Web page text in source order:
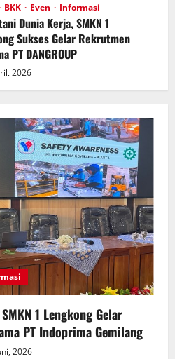
BKK Even Informasi
Dunia Kerja, SMKN 1
Sukses Gelar Rekrutmen
PT DANGROUP
2026
1 Lengkong Gelar
PT Indoprima Gemilang
2026